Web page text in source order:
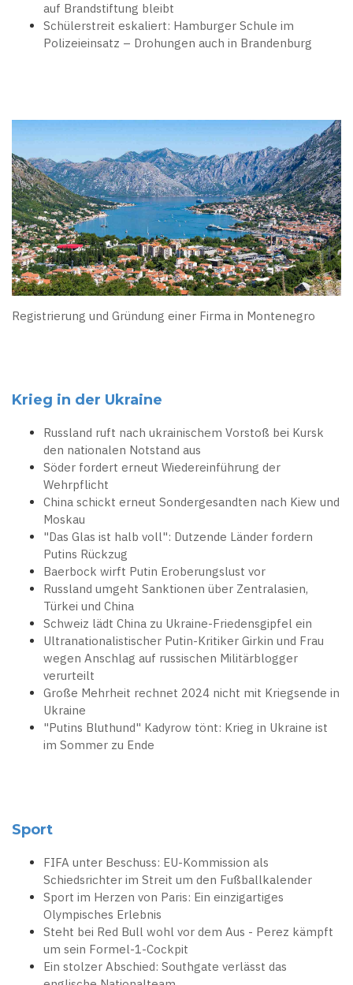
auf Brandstiftung bleibt
Schülerstreit eskaliert: Hamburger Schule im
Polizeieinsatz – Drohungen auch in Brandenburg
Registrierung und Gründung einer Firma in Montenegro
Krieg in der Ukraine
Russland ruft nach ukrainischem Vorstoß bei Kursk
den nationalen Notstand aus
Söder fordert erneut Wiedereinführung der
Wehrpflicht
China schickt erneut Sondergesandten nach Kiew und
Moskau
"Das Glas ist halb voll": Dutzende Länder fordern
Putins Rückzug
Baerbock wirft Putin Eroberungslust vor
Russland umgeht Sanktionen über Zentralasien,
Türkei und China
Schweiz lädt China zu Ukraine-Friedensgipfel ein
Ultranationalistischer Putin-Kritiker Girkin und Frau
wegen Anschlag auf russischen Militärblogger
verurteilt
Große Mehrheit rechnet 2024 nicht mit Kriegsende in
Ukraine
"Putins Bluthund" Kadyrow tönt: Krieg in Ukraine ist
im Sommer zu Ende
Sport
FIFA unter Beschuss: EU-Kommission als
Schiedsrichter im Streit um den Fußballkalender
Sport im Herzen von Paris: Ein einzigartiges
Olympisches Erlebnis
Steht bei Red Bull wohl vor dem Aus - Perez kämpft
um sein Formel-1-Cockpit
Ein stolzer Abschied: Southgate verlässt das